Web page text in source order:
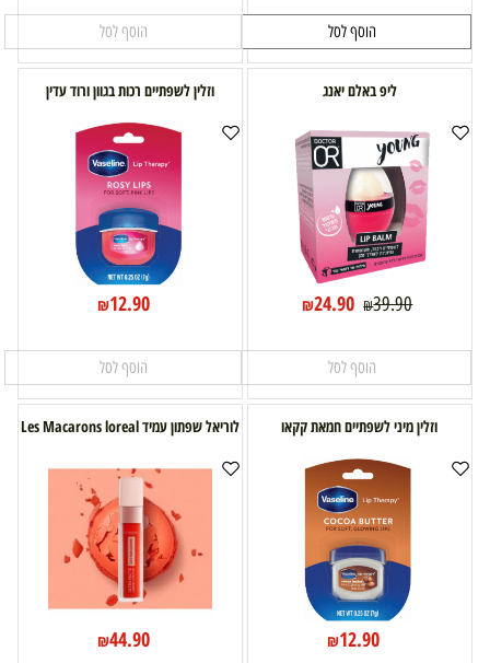
הוסף לסל הוסף לסל
ליפ באלם יאנג
₪39.90
₪24.90
הוסף לסל
וזלין לשפתיים רכות בגוון ורוד עדין
₪12.90
הוסף לסל
וזלין מיני לשפתיים חמאת קקאו
₪12.90
לוריאל שפתון עמיד Les Macarons loreal
₪44.90